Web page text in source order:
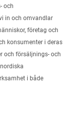
och
in och omvandlar
företag och
konsumenter i deras
och försäljnings- och
i både